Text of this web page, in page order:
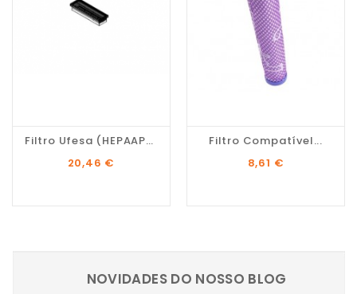
Filtro Ufesa (HEPAAP5150)
Preço
20,46 €
Filtro Compatível...
Preço
8,61 €
NOVIDADES DO NOSSO BLOG